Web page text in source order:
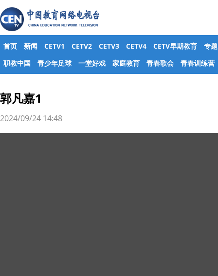
首页 新闻 CETV1 CETV2 CETV3 CETV4 CETV早期教育
专题
职教中国
青少年足球 一堂好戏 家庭教育 青春歌会 青春训练营
郭凡嘉1
2024/09/24 14:48